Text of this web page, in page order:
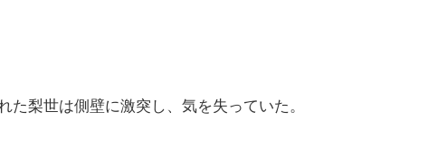
た梨世は側壁に激突し、気を失っていた。